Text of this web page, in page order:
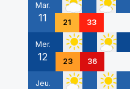
Mar.
11 21 33
Mer.
12 23 36
Jeu.